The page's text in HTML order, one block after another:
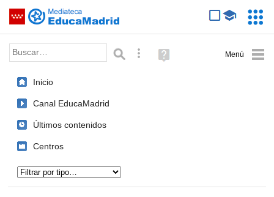
Saltar navegación
Palabra o frase: Búsqueda avanzada
Ayuda
(en
Inicio
Canal EducaMadrid
Últimos contenidos
Centros